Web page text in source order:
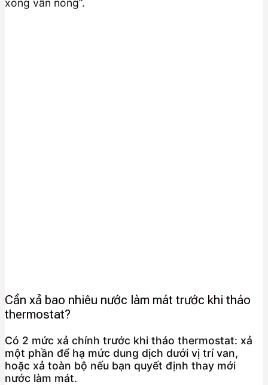
xong vẫn nóng”.
Cần xả bao nhiêu nước làm mát trước khi tháo
thermostat?
Có 2 mức xả chính trước khi tháo thermostat: xả
một phần để hạ mức dung dịch dưới vị trí van,
hoặc xả toàn bộ nếu bạn quyết định thay mới
nước làm mát.